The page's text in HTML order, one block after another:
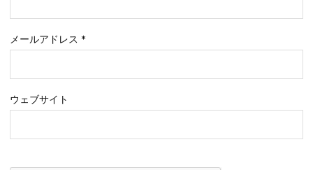
メールアドレス *
ウェブサイト